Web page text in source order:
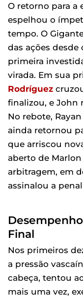
O retorno para a
espelhou o
tempo. O
das ações
primeira
virada. Em sua
Rodríguez
finalizou, e John
No rebote,
ainda retornou
que arriscou
aberto de
arbitragem, em
assinalou a
Final
Nos primeiros
a pressão
cabeça, tentou
mais uma vez,